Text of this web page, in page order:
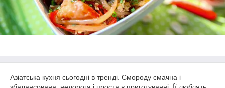
Азіатська кухня сьогодні в тренді. Смороду смачна і